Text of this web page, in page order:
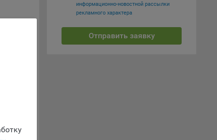
информационно-новостной рассылки
рекламного характера
Отправить заявку